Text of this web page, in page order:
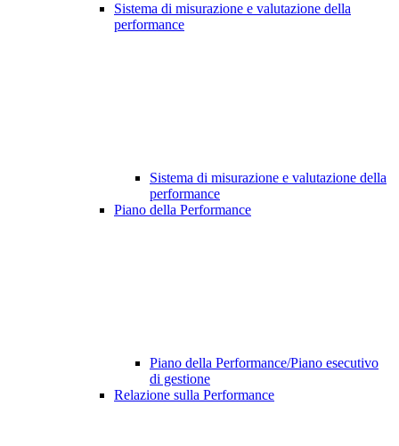
Sistema di misurazione e valutazione della
performance
Sistema di misurazione e valutazione della
performance
Piano della Performance
Piano della Performance/Piano esecutivo
di gestione
Relazione sulla Performance